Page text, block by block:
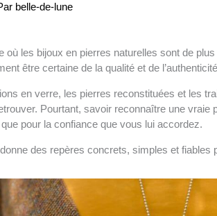
belle-de-lune
où les bijoux en pierres naturelles sont de
être certaine de la qualité et de
en verre, les pierres reconstituées et les
Pourtant, savoir reconnaître une vraie
pour la confiance que vous lui accordez.
des repères concrets, simples et fiables